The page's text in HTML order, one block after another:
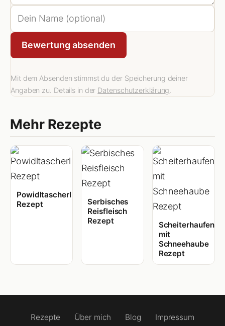
Bewertung absenden
Mit dem Absenden stimmst du der Speicherung deiner
Angaben zu. Details in der Datenschutzerklärung
Mehr Rezepte
Powidltascherl
Rezept
Serbisches
Reisfleisch
Rezept
Scheiterhaufen
mit
Schneehaube
Rezept
Rezepte Über mich Blog
Impressum